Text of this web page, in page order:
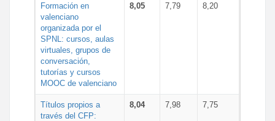
Formación en
valenciano
organizada por el
SPNL: cursos, aulas
virtuales, grupos de
conversación,
tutorías y cursos
MOOC de valenciano
8,05 7,79 8,20
Títulos propios a
través del CFP:
8,04 7,98 7,75